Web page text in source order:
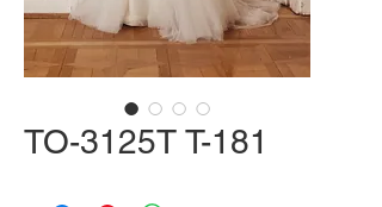
TO-3125T T-181